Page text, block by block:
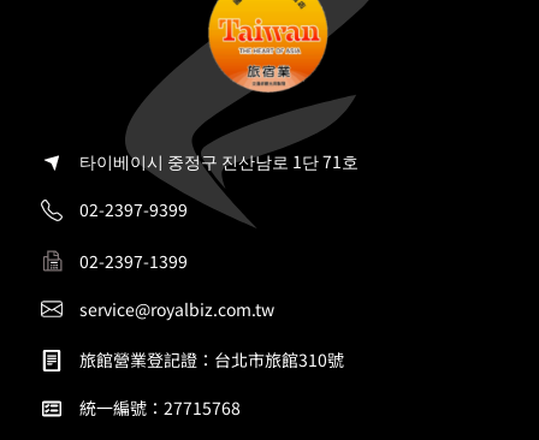
타이베이시 중정구 진산남로 1단 71호
02-2397-9399
02-2397-1399
service@royalbiz.com.tw
旅館營業登記證：台北市旅館310號
統一編號：27715768